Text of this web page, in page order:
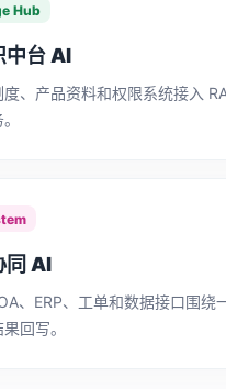
Hub
中台 AI
、产品资料和权限系统接入
同 AI
、ERP、工单和数据接口围绕
回写。